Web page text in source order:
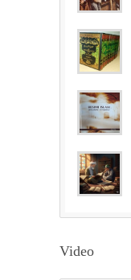
Video